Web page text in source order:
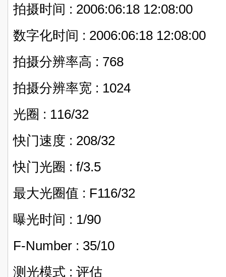
拍摄时间 : 2006:06:18 12:08:00
数字化时间 : 2006:06:18 12:08:00
拍摄分辨率高 : 768
拍摄分辨率宽 : 1024
光圈 : 116/32
快门速度 : 208/32
快门光圈 : f/3.5
最大光圈值 : F116/32
曝光时间 : 1/90
F-Number : 35/10
测光模式 : 评估